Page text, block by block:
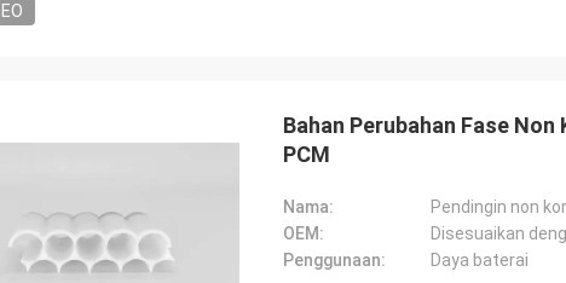
Bahan Perubahan Fase
PCM
Nama:
Pendingin non
OEM:
Disesuaikan
Penggunaan:
Daya baterai